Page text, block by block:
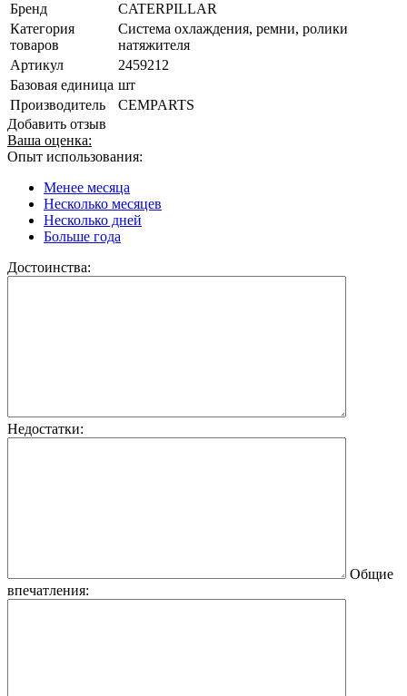
Бренд
CATERPILLAR
Категория
товаров
Система охлаждения, ремни, ролики
натяжителя
Артикул
2459212
Базовая единица шт
Производитель
CEMPARTS
Добавить отзыв
Ваша оценка:
Опыт использования:
Менее месяца
Несколько месяцев
Несколько дней
Больше года
Достоинства:
Недостатки:
Общие
впечатления: